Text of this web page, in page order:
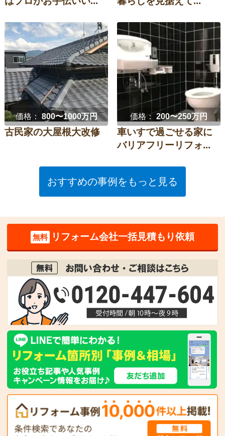
価格： 800〜1000万円
古民家の大屋根大改修
価格： 200〜250万円
車いすで過ごせる家に
バリアフリーリフォ...
おすすめの事例をもっと見る
無料 リフォーム会社一括見積もり依頼